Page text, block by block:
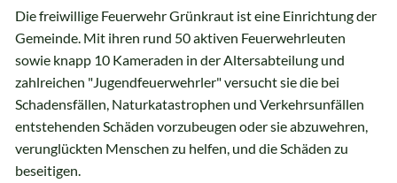
Die freiwillige Feuerwehr Grünkraut ist eine Einrichtung der
Gemeinde. Mit ihren rund 50 aktiven Feuerwehrleuten
sowie knapp 10 Kameraden in der Altersabteilung und
zahlreichen "Jugendfeuerwehrler" versucht sie die bei
Schadensfällen, Naturkatastrophen und Verkehrsunfällen
entstehenden Schäden vorzubeugen oder sie abzuwehren,
verunglückten Menschen zu helfen, und die Schäden zu
beseitigen.